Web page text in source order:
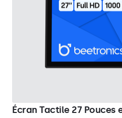
Écran Tactile 27 Pouces